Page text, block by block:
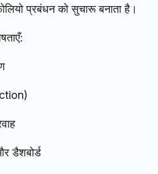
प्रबंधन को सुचारू बनाता है।
डैशबोर्ड